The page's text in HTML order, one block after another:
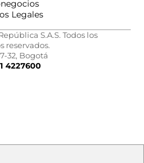
Legales
S.A.S. Todos los
reservados.
32, Bogotá
4227600